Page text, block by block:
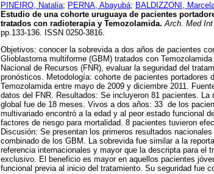
PINEIRO, Natalia; PERNA, Abayubá; BALDIZZONI,
Estudio de una cohorte uruguaya de pacientes
tratados con radioterapia y Temozolamida. Arch. Med Int
pp.133-136. ISSN 0250-3816.
Objetivos: conocer la sobrevida a dos años de pacientes
Glioblastoma multiforme (GBM) tratados con
Nacional de Recursos (FNR), evaluar la seguridad del
pronósticos. Metodología: cohorte de pacientes portadores
Temozolamida entre mayo de 2009 y diciembre 2011.
datos del FNR. Resultados: Se incluyeron 81 pacientes. La
global fue de 18 meses. Vivos a dos años: 33 de los
multivariado encontró a la edad y al peor estado funcional
factores de riesgo para mortalidad. 8 pacientes tuvieron
Discusión: Se presentan los primeros resultados
combinado de los GBM. La sobrevida fue similar a la
referencia internacionales y mayor que la descripta para el
exclusivo. El beneficio es mayor en aquellos pacientes
funcional previa al inicio del tratamiento. Su seguridad fue